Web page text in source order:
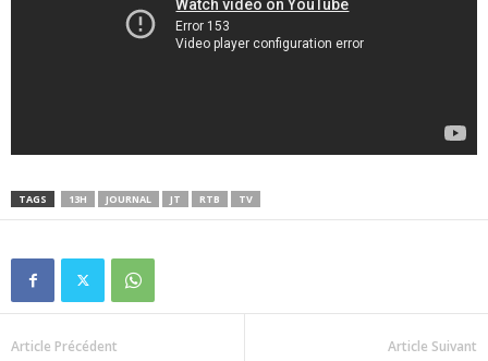
TAGS 13H JOURNAL JT RTB TV
Article Précédent Article Suivant